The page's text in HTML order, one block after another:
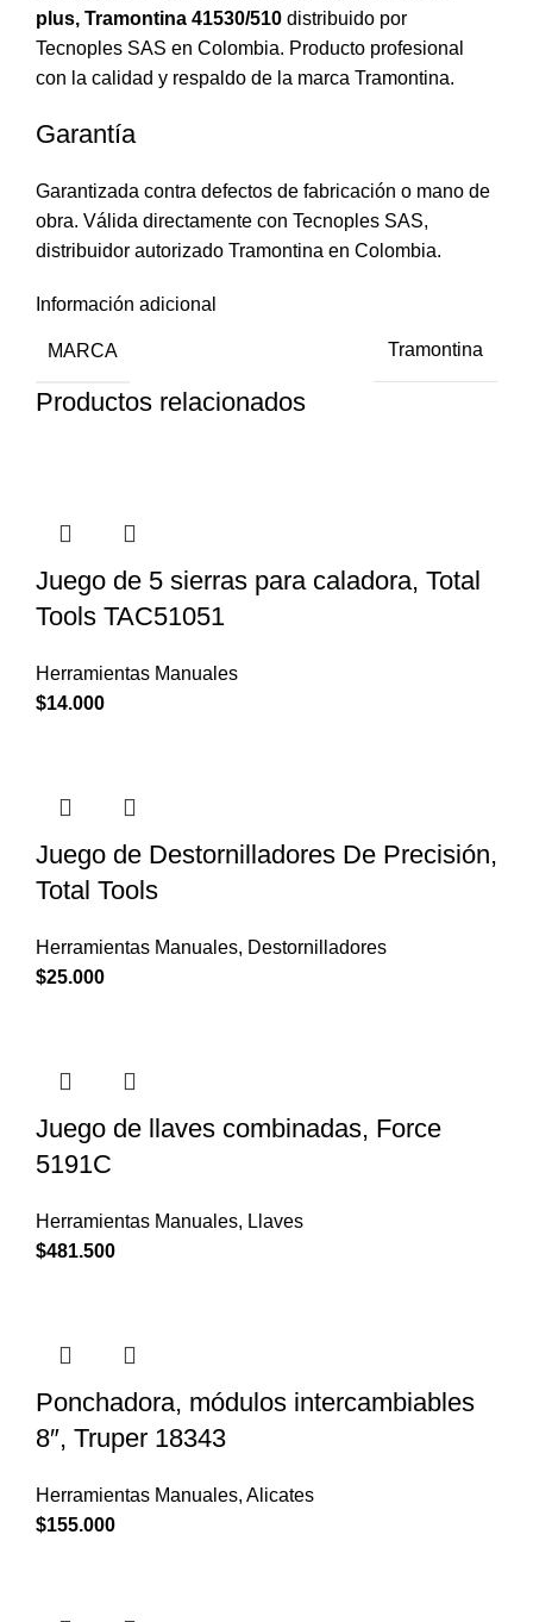
plus, Tramontina 41530/510 distribuido por
Tecnoples SAS en Colombia. Producto profesional
con la calidad y respaldo de la marca Tramontina.
Garantía
Garantizada contra defectos de fabricación o mano de
obra. Válida directamente con Tecnoples SAS,
distribuidor autorizado Tramontina en Colombia.
Información adicional
MARCA Tramontina
Productos relacionados
Juego de 5 sierras para caladora, Total
Tools TAC51051
Herramientas Manuales
$14.000
Juego de Destornilladores De Precisión,
Total Tools
Herramientas Manuales, Destornilladores
$25.000
Juego de llaves combinadas, Force
5191C
Herramientas Manuales, Llaves
$481.500
Ponchadora, módulos intercambiables
8″, Truper 18343
Herramientas Manuales, Alicates
$155.000